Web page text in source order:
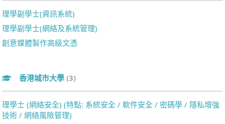
理學副學士(資訊系統)
理學副學士(網絡及系統管理)
創意媒體製作高級文憑
香港城市大學 (3)
理學士 (網絡安全) (特點: 系統安全 / 軟件安全 / 密碼學 / 隱私增強
技術 / 網絡風險管理)